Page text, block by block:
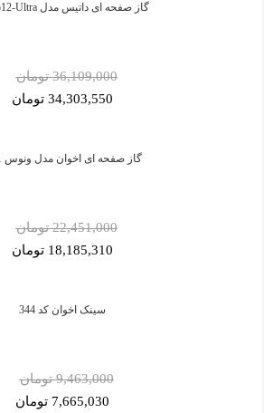
گاز صفحه ای داتیس مدل DG-512-Ultra
36,109,000 تومان
34,303,550 تومان
گاز صفحه ای اخوان مدل ونوس V21
22,451,000 تومان
18,185,310 تومان
سینک اخوان کد 344
9,463,000 تومان
7,665,030 تومان